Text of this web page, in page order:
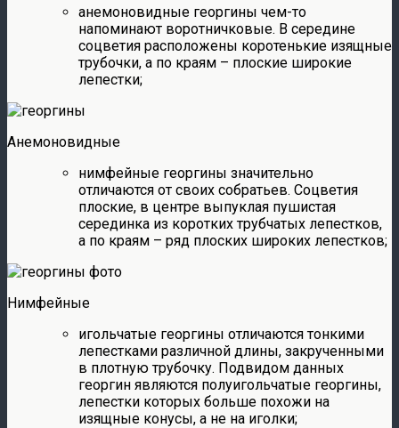
анемоновидные георгины чем-то
напоминают воротничковые. В середине
соцветия расположены коротенькие изящные
трубочки, а по краям – плоские широкие
лепестки;
Анемоновидные
нимфейные георгины значительно
отличаются от своих собратьев. Соцветия
плоские, в центре выпуклая пушистая
серединка из коротких трубчатых лепестков,
а по краям – ряд плоских широких лепестков;
Нимфейные
игольчатые георгины отличаются тонкими
лепестками различной длины, закрученными
в плотную трубочку. Подвидом данных
георгин являются полуигольчатые георгины,
лепестки которых больше похожи на
изящные конусы, а не на иголки;